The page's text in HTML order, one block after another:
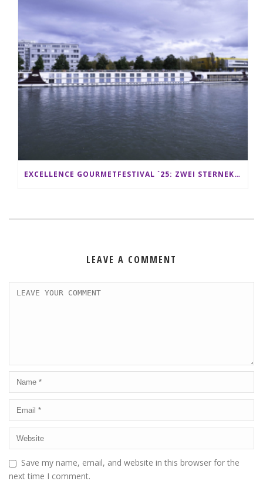
EXCELLENCE GOURMETFESTIVAL ´25: ZWEI STERNEKÖCHE ANTONIO GUIDA & DARIO MORESCO VERWÖHNEN IHRE GÄSTE AUF EINER LUXERIÖSEN SCHIFFSREISE
LEAVE A COMMENT
Save my name, email, and website in this browser for the
next time I comment.